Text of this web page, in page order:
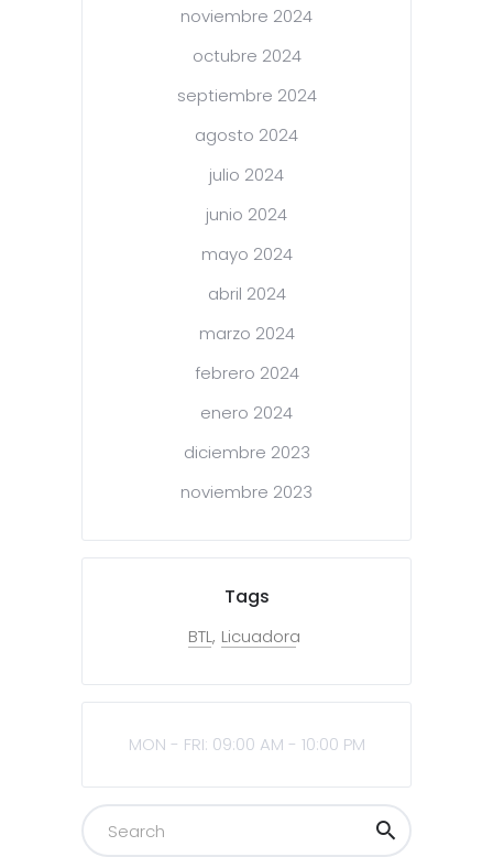
noviembre 2024
octubre 2024
septiembre 2024
agosto 2024
julio 2024
junio 2024
mayo 2024
abril 2024
marzo 2024
febrero 2024
enero 2024
diciembre 2023
noviembre 2023
Tags
BTL Licuadora
MON - FRI: 09:00 AM - 10:00 PM